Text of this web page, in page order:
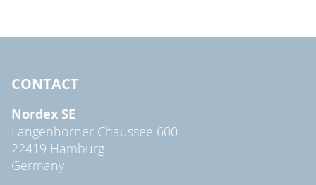
CONTACT
Nordex SE
Langenhorner Chaussee 600
22419 Hamburg
Germany